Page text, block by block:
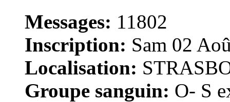
Messages: 11802
Inscription: Sam 02
Localisation:
Groupe sanguin: O- S